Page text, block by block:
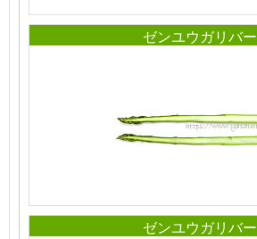
ゼンユウガリバー
ゼンユウガリバー